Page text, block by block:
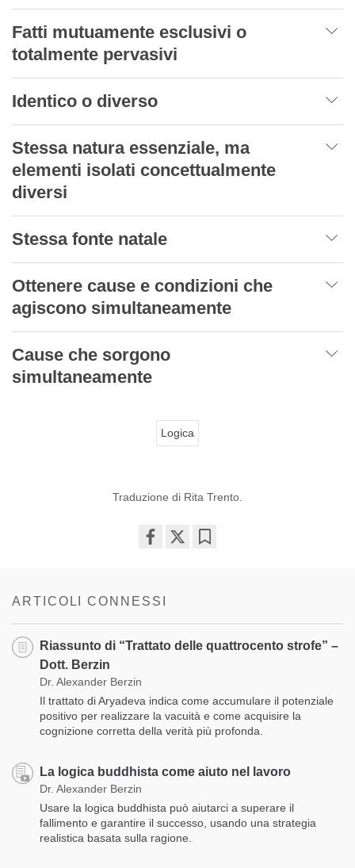
Fatti mutuamente esclusivi o
totalmente pervasivi
Identico o diverso
Stessa natura essenziale, ma
elementi isolati concettualmente
diversi
Stessa fonte natale
Ottenere cause e condizioni che
agiscono simultaneamente
Cause che sorgono
simultaneamente
Logica
Traduzione di Rita Trento.
ARTICOLI CONNESSI
Riassunto di “Trattato delle quattrocento strofe” –
Dott. Berzin
Dr. Alexander Berzin
Il trattato di Aryadeva indica come accumulare il potenziale
positivo per realizzare la vacuità e come acquisire la
cognizione corretta della verità più profonda.
La logica buddhista come aiuto nel lavoro
Dr. Alexander Berzin
Usare la logica buddhista può aiutarci a superare il
fallimento e garantire il successo, usando una strategia
realistica basata sulla ragione.